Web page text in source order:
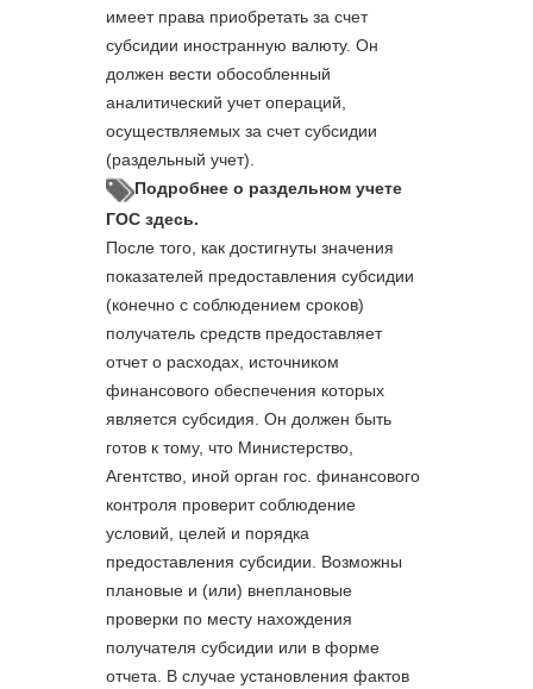
имеет права приобретать за счет
субсидии иностранную валюту. Он
должен вести обособленный
аналитический учет операций,
осуществляемых за счет субсидии
(раздельный учет).
Подробнее о раздельном учете
ГОС здесь.
После того, как достигнуты значения
показателей предоставления субсидии
(конечно с соблюдением сроков)
получатель средств предоставляет
отчет о расходах, источником
финансового обеспечения которых
является субсидия. Он должен быть
готов к тому, что Министерство,
Агентство, иной орган гос. финансового
контроля проверит соблюдение
условий, целей и порядка
предоставления субсидии. Возможны
плановые и (или) внеплановые
проверки по месту нахождения
получателя субсидии или в форме
отчета. В случае установления фактов